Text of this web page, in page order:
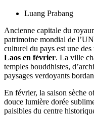
Luang Prabang
Ancienne capitale du
patrimoine mondial de
culturel du pays est une des
Laos en février. La ville
temples bouddhistes,
paysages verdoyants
En février, la saison sèche
douce lumière dorée
paisibles du centre